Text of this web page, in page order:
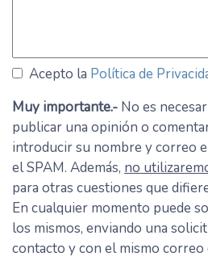
Acepto la Política de
Muy importante.- No es
publicar una opinión o
introducir su nombre y correo
el SPAM. Además, no
para otras cuestiones que
En cualquier momento puede
los mismos, enviando una
contacto y con el mismo correo